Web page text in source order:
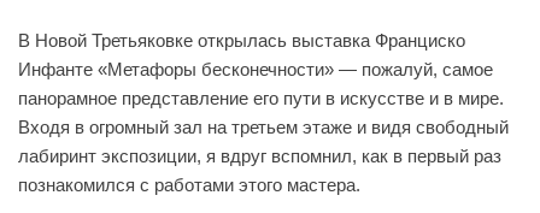
В Новой Третьяковке открылась выставка Франциско
Инфанте «Метафоры бесконечности» — пожалуй, самое
панорамное представление его пути в искусстве и в мире.
Входя в огромный зал на третьем этаже и видя свободный
лабиринт экспозиции, я вдруг вспомнил, как в первый раз
познакомился с работами этого мастера.